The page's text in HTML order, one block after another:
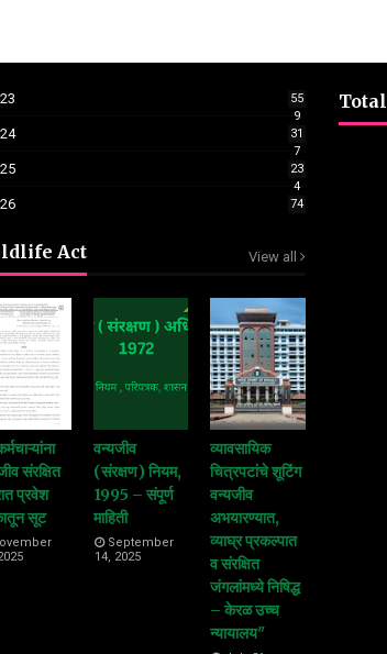
55
9
31
7
23
4
74
Act View all
संरक्षित
प्रवेश
सूट
वन्यजीव
(संरक्षण) नियम,
1995 – संपूर्ण
माहिती
September
14, 2025
व्यावसायिक
चित्रपटांचे शूटिंग
वन्यजीव
अभयारण्यात,
व्याघ्र प्रकल्पात
व संरक्षित
जंगलांमध्ये निषिद्ध
– केरळ उच्च
न्यायालय"